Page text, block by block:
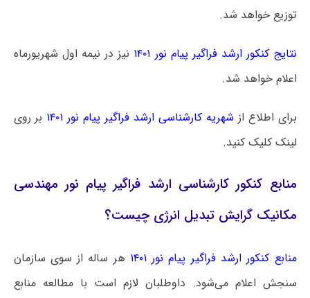
توزیع خواهد شد.
نتایج کنکور ارشد فراگیر پیام نور ۱۴۰۱
نیز در نیمه اول شهریورماه
اعلام خواهد شد.
برای اطلاع از شهریه کارشناسی ارشد فراگیر پیام نور ۱۴۰۱
بر روی
لینک کلیک کنید.
منابع کنکور کارشناسی ارشد فراگیر پیام نور مهندسی
مکانیک گرایش تبدیل انرژی چیست؟
منابع کنکور ارشد فراگیر پیام نور ۱۴۰۱
هر ساله از سوی سازمان
سنجش اعلام می‌شود. داوطلبان لازم است با مطالعه منابع